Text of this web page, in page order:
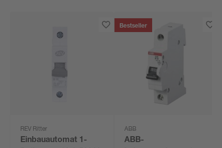
REV Ritter
Einbauautomat 1-
Bestseller
ABB
ABB-